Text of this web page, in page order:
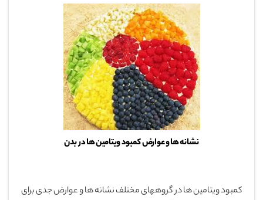
نشانه ها و عوارض کمبود ویتامین ها در بدن
کمبود ویتامین ها در گروههای مختلف نشانه ها و عوارض جدی برای